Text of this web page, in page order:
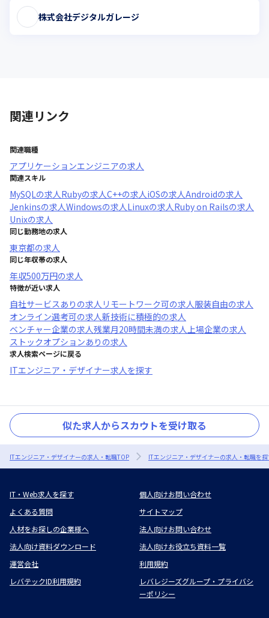
株式会社デジタルガレージ
関連リンク
関連職種
アプリケーションエンジニアの求人
関連スキル
MySQLの求人Rubyの求人C++の求人iOSの求人Androidの求人
Jenkinsの求人Windowsの求人Linuxの求人Ruby on Railsの求人
Unixの求人
同じ勤務地の求人
東京都の求人
同じ年収帯の求人
年収500万円の求人
特徴が近い求人
自社サービスあり の求人 リモートワーク可の求人服装自由の求人
オンライン選考可の求人新技術に積極的の求人
ベンチャー企業の求人残業月20時間未満の求人上場企業の求人
ストックオプションあり の求人
求人検索ページに戻る
ITエンジニア・デザイナー求人を探す
似た求人からスカウトを受け取る
ITエンジニア・デザイナーの求人・転職TOP ITエンジニア・デザイナーの求人・転職を
IT・Web求人を探す
個人向けお問い合わせ
よくある質問
サイトマップ
人材をお探しの企業様へ
法人向けお問い合わせ
法人向け資料ダウンロード
法人向けお役立ち資料一覧
運営会社
利用規約
レバテックID利用規約
レバレジーズグループ・プライバシ
ーポリシー